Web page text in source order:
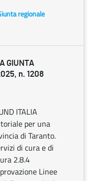
regionale
GIUNTA
n. 1208
ITALIA
per una
di Taranto.
di cura e di
2.8.4
Linee